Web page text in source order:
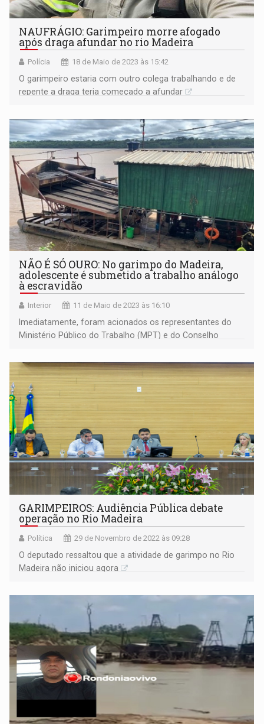
NAUFRÁGIO: Garimpeiro morre afogado
após draga afundar no rio Madeira
Polícia 18 de Maio de 2023 às 15:42
O garimpeiro estaria com outro colega trabalhando e de
repente a draga teria começado a afundar
NÃO É SÓ OURO: No garimpo do Madeira,
adolescente é submetido a trabalho análogo
à escravidão
Interior 11 de Maio de 2023 às 16:10
Imediatamente, foram acionados os representantes do
Ministério Público do Trabalho (MPT) e do Conselho
GARIMPEIROS: Audiência Pública debate
operação no Rio Madeira
Política 29 de Novembro de 2022 às 09:28
O deputado ressaltou que a atividade de garimpo no Rio
Madeira não iniciou agora